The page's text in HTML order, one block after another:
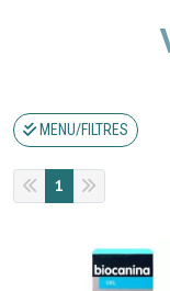
MENU/FILTRES
1